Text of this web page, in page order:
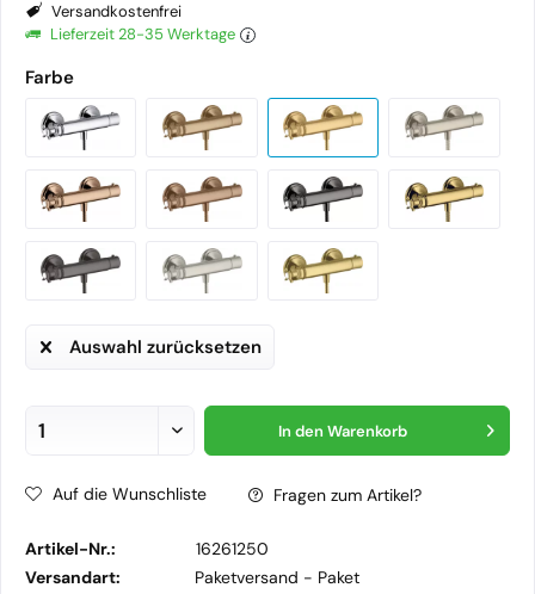
Versandkostenfrei
Lieferzeit 28-35 Werktage
Farbe
Auswahl zurücksetzen
In den Warenkorb
Auf die Wunschliste Fragen zum Artikel?
Artikel-Nr.:
16261250
Versandart:
Paketversand - Paket